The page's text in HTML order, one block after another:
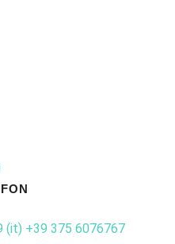
(it) +39 375 6076767